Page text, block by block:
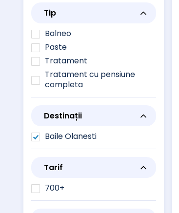
Tip
Balneo
Paste
Tratament
Tratament cu pensiune
completa
Destinații
Baile Olanesti
Tarif
700+